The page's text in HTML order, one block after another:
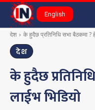
English
देश के हुदैछ प्रतिनिधि सभा बैठकमा ?
देश
के हुदैछ
लाईभ भिडियो